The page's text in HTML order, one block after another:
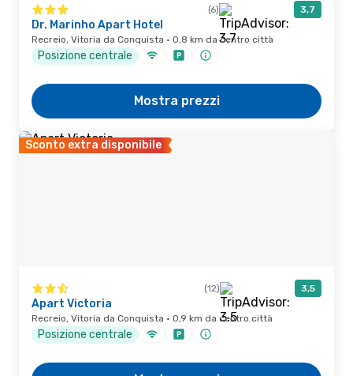
(6) 3,7
Dr. Marinho Apart Hotel
Recreio, Vitoria da Conquista · 0,8 km da centro città
Posizione centrale
Mostra prezzi
Sconto extra disponibile
(12) 3,5
Apart Victoria
Recreio, Vitoria da Conquista · 0,9 km da centro città
Posizione centrale